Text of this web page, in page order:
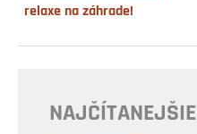
relaxe na záhrade!
NAJČÍTANEJŠIE